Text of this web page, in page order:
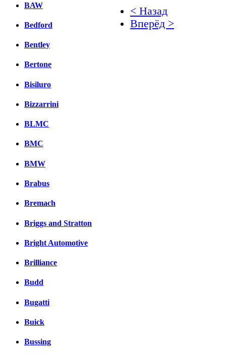
BAW
Bedford
Bentley
Bertone
Bisiluro
Bizzarrini
BLMC
BMC
BMW
Brabus
Bremach
Briggs and Stratton
Bright Automotive
Brilliance
Budd
Bugatti
Buick
Bussing
< Назад
Вперёд >